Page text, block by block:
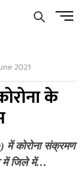
Menu
2021
के
में कोरोना संक्रमण
में जिले में…